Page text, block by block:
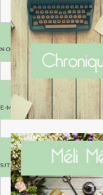
NOM
E-MAIL
SITE WEB